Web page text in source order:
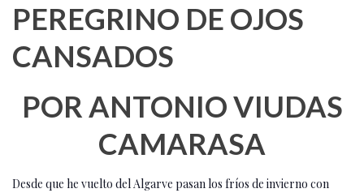
PEREGRINO DE OJOS
CANSADOS
POR ANTONIO VIUDAS
CAMARASA
Desde que he vuelto del Algarve pasan los fríos de invierno con